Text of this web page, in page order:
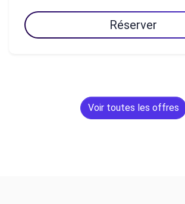
Réserver
Voir toutes les offres